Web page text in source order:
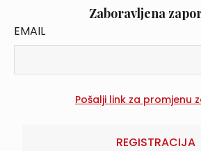
Zaboravljena
EMAIL
REGISTRACIJA